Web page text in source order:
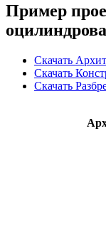
Пример
Скачать
Скачать
Скачать